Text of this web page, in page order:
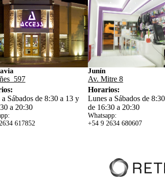
597
Sábados de 8:30 a 13 y
a 20:30
617852
Junín
Av. Mitre 8
Horarios:
Lunes a Sábados de
de 16:30 a 20:30
Whatsapp:
+54 9 2634 680607